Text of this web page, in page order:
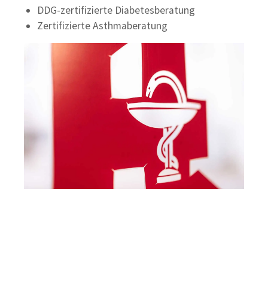
DDG-zertifizierte Diabetesberatung
Zertifizierte Asthmaberatung